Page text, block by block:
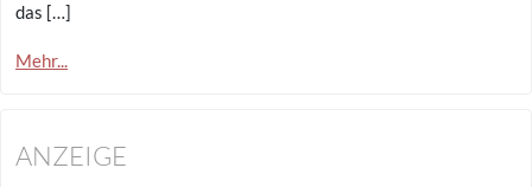
das […]
Mehr...
ANZEIGE